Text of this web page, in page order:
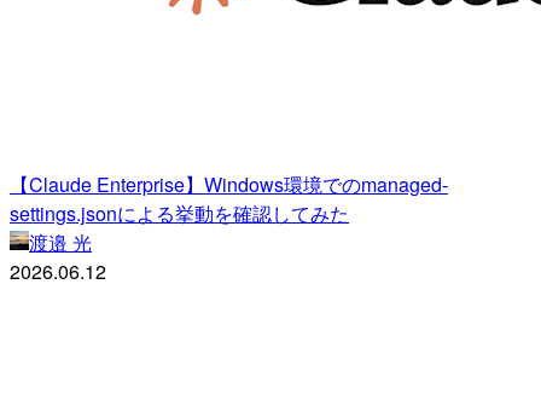
【Claude Enterprise】Windows環境でのmanaged-
settings.jsonによる挙動を確認してみた
渡邉 光
2026.06.12